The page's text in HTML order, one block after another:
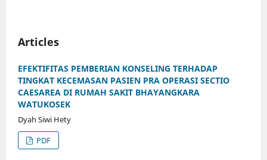
Articles
EFEKTIFITAS PEMBERIAN KONSELING TERHADAP
TINGKAT KECEMASAN PASIEN PRA OPERASI SECTIO
CAESAREA DI RUMAH SAKIT BHAYANGKARA
WATUKOSEK
Dyah Siwi Hety
PDF